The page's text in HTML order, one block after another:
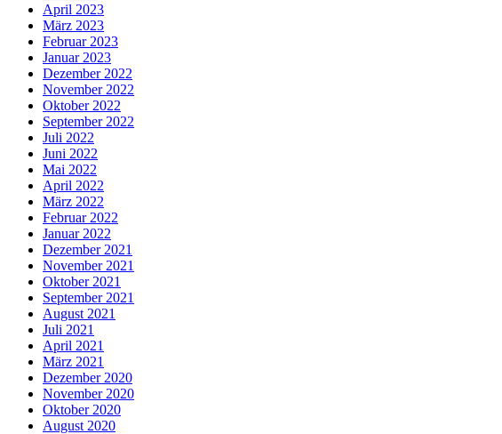
April 2023
März 2023
Februar 2023
Januar 2023
Dezember 2022
November 2022
Oktober 2022
September 2022
Juli 2022
Juni 2022
Mai 2022
April 2022
März 2022
Februar 2022
Januar 2022
Dezember 2021
November 2021
Oktober 2021
September 2021
August 2021
Juli 2021
April 2021
März 2021
Dezember 2020
November 2020
Oktober 2020
August 2020